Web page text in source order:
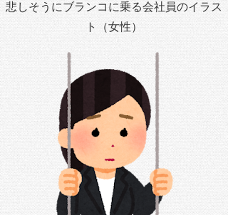
悲しそうにブランコに乗る会社員のイラス
ト（女性）